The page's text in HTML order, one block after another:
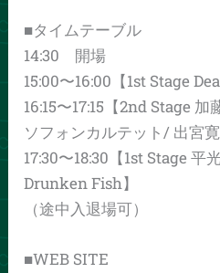
■タイムテーブル
14:30 開場
15:00〜16:00【1st Stage
16:15〜17:15【2nd Stage
ソフォンカルテット/ 出宮寛
17:30〜18:30【1st Stage 平
Drunken Fish】
（途中入退場可）
■WEB SITE